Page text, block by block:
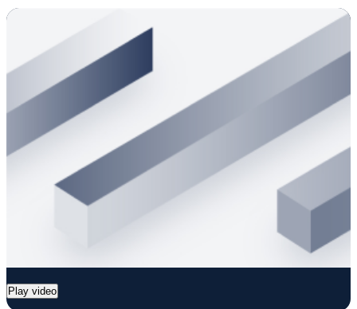
Play video